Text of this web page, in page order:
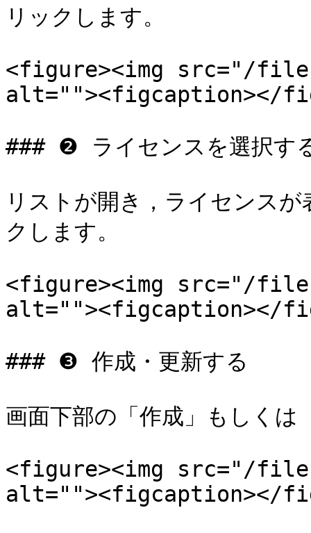
リックします。
<figure><img src="/files/
alt=""><figcaption></
### ❷ ライセンスを選択す
リストが開き，ライセンス
クします。
<figure><img src="/
alt=""><figcaption></
### ❸ 作成・更新する
画面下部の「作成」もしくは
<figure><img src="/files/
alt=""><figcaption></